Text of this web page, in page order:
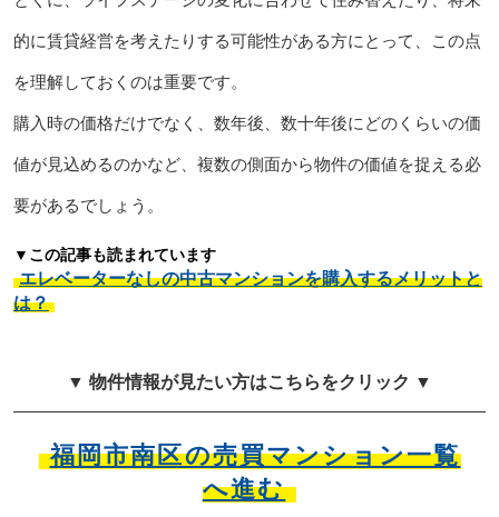
的に賃貸経営を考えたりする可能性がある方にとって、この点
を理解しておくのは重要です。
購入時の価格だけでなく、数年後、数十年後にどのくらいの価
値が見込めるのかなど、複数の側面から物件の価値を捉える必
要があるでしょう。
▼この記事も読まれています
エレベーターなしの中古マンションを購入するメリットと
は？
▼ 物件情報が見たい方はこちらをクリック ▼
福岡市南区の売買マンション一覧
へ進む